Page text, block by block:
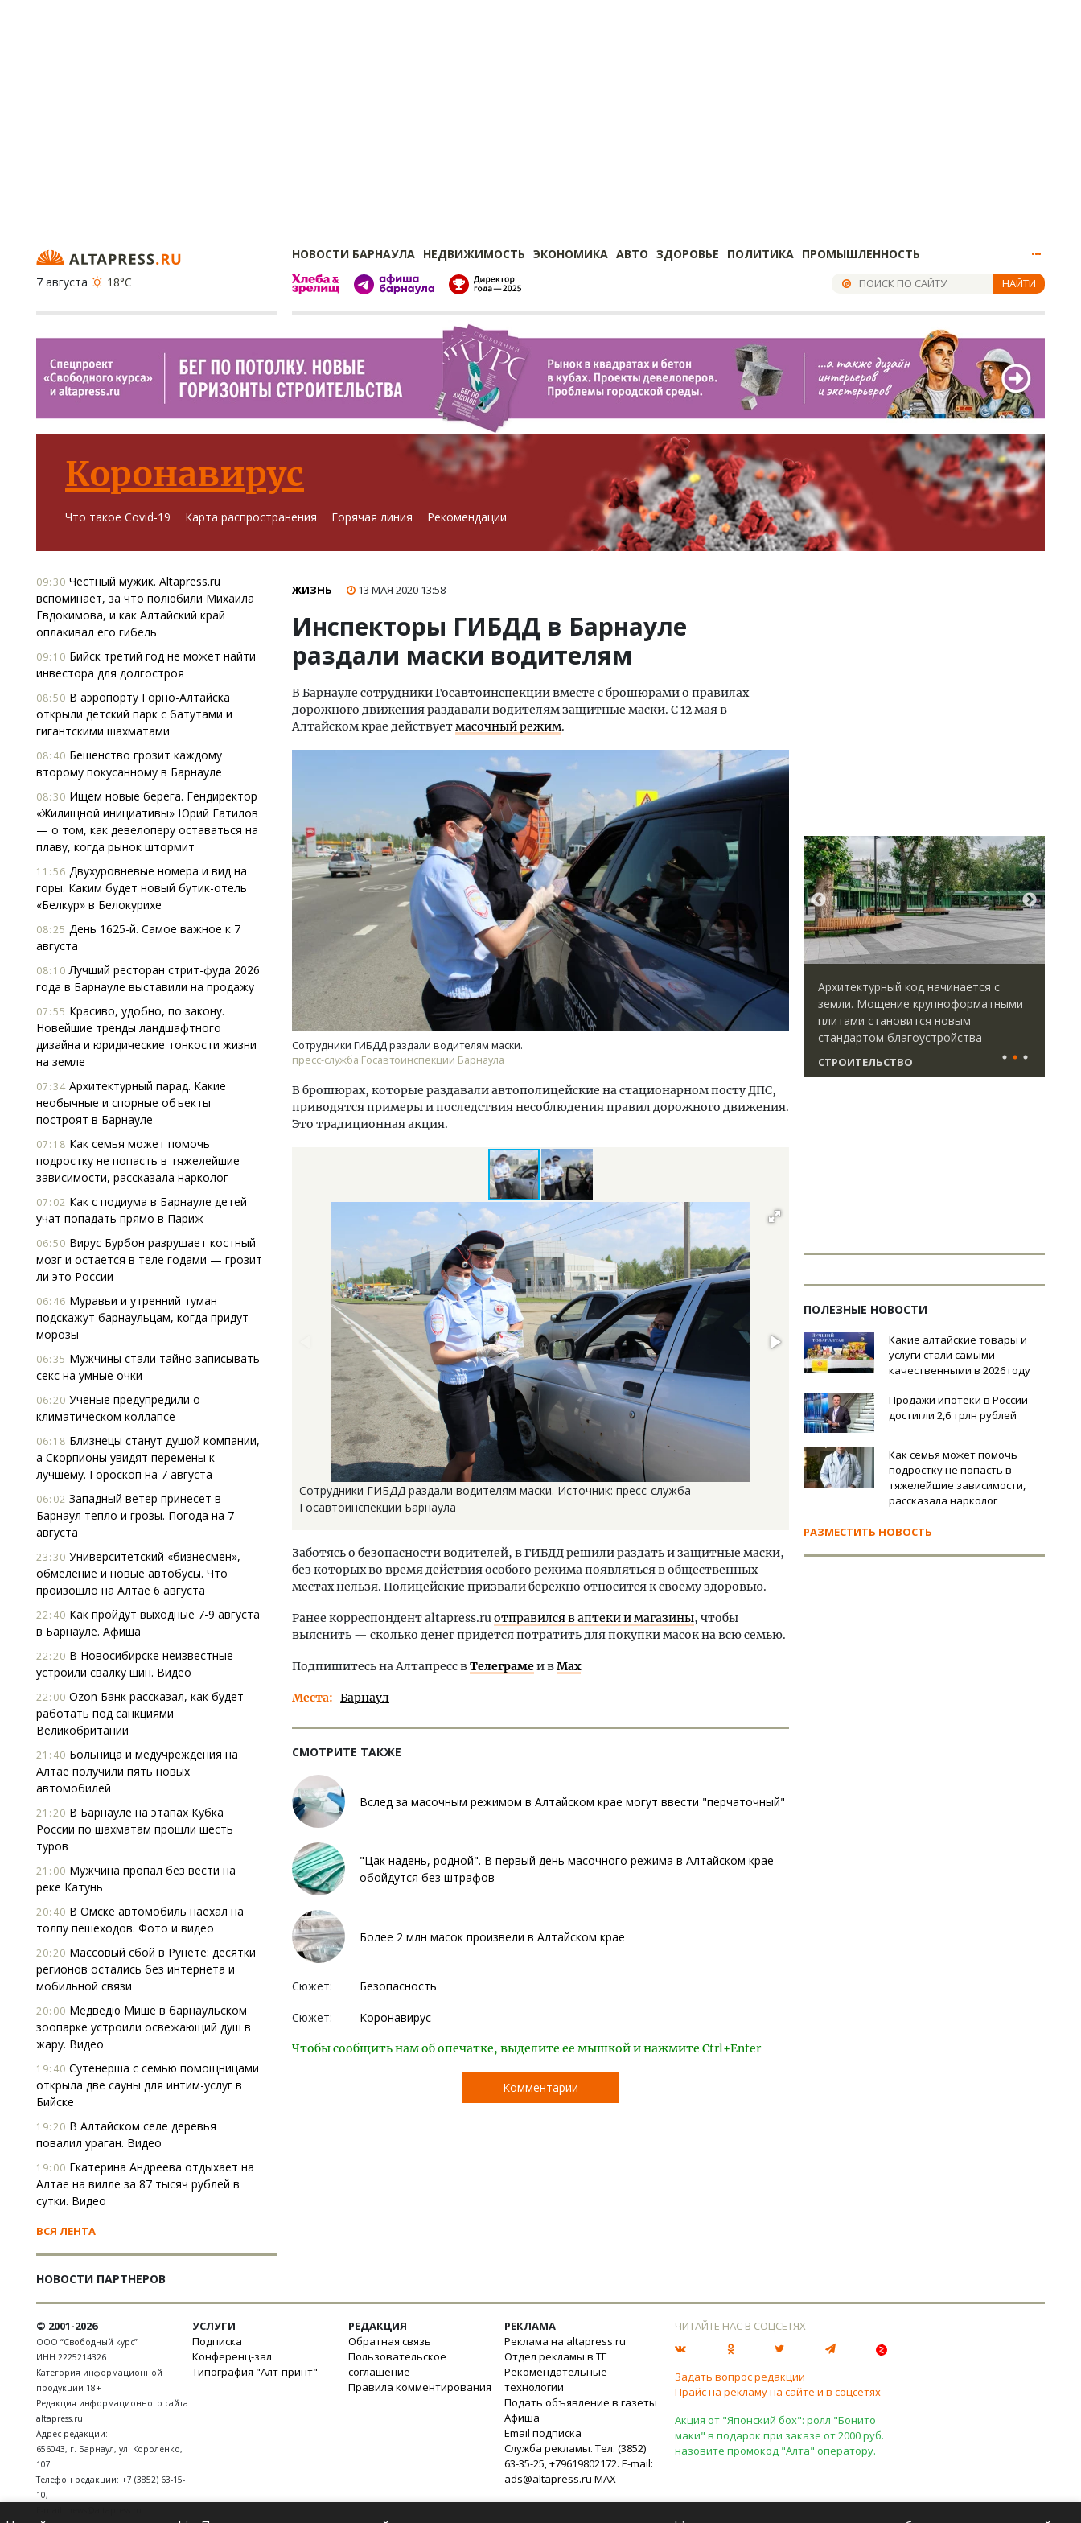
НОВОСТИ БАРНАУЛА НЕДВИЖИМОСТЬ ЭКОНОМИКА АВТО ЗДОРОВЬЕ ПОЛИТИКА ПРОМЫШЛЕННОСТЬ
7 августа
18°C НАЙТИ
Коронавирус
Что такое Covid-19 Карта распространения Горячая линия Рекомендации
09:30 Честный мужик. Altapress.ru
вспоминает, за что полюбили Михаила
Евдокимова, и как Алтайский край
оплакивал его гибель
09:10 Бийск третий год не может найти
инвестора для долгостроя
08:50 В аэропорту Горно-Алтайска
открыли детский парк с батутами и
гигантскими шахматами
08:40 Бешенство грозит каждому
второму покусанному в Барнауле
08:30 Ищем новые берега. Гендиректор
«Жилищной инициативы» Юрий Гатилов
— о том, как девелоперу оставаться на
плаву, когда рынок штормит
11:56 Двухуровневые номера и вид на
горы. Каким будет новый бутик-отель
«Белкур» в Белокурихе
08:25 День 1625-й. Самое важное к 7
августа
08:10 Лучший ресторан стрит-фуда 2026
года в Барнауле выставили на продажу
07:55 Красиво, удобно, по закону.
Новейшие тренды ландшафтного
дизайна и юридические тонкости жизни
на земле
07:34 Архитектурный парад. Какие
необычные и спорные объекты
построят в Барнауле
07:18 Как семья может помочь
подростку не попасть в тяжелейшие
зависимости, рассказала нарколог
07:02 Как с подиума в Барнауле детей
учат попадать прямо в Париж
06:50 Вирус Бурбон разрушает костный
мозг и остается в теле годами — грозит
ли это России
06:46 Муравьи и утренний туман
подскажут барнаульцам, когда придут
морозы
06:35 Мужчины стали тайно записывать
секс на умные очки
06:20 Ученые предупредили о
климатическом коллапсе
06:18 Близнецы станут душой компании,
а Скорпионы увидят перемены к
лучшему. Гороскоп на 7 августа
06:02 Западный ветер принесет в
Барнаул тепло и грозы. Погода на 7
августа
23:30 Университетский «бизнесмен»,
обмеление и новые автобусы. Что
произошло на Алтае 6 августа
22:40 Как пройдут выходные 7-9 августа
в Барнауле. Афиша
22:20 В Новосибирске неизвестные
устроили свалку шин. Видео
22:00 Ozon Банк рассказал, как будет
работать под санкциями
Великобритании
21:40 Больница и медучреждения на
Алтае получили пять новых
автомобилей
21:20 В Барнауле на этапах Кубка
России по шахматам прошли шесть
туров
21:00 Мужчина пропал без вести на
реке Катунь
20:40 В Омске автомобиль наехал на
толпу пешеходов. Фото и видео
20:20 Массовый сбой в Рунете: десятки
регионов остались без интернета и
мобильной связи
20:00 Медведю Мише в барнаульском
зоопарке устроили освежающий душ в
жару. Видео
19:40 Сутенерша с семью помощницами
открыла две сауны для интим-услуг в
Бийске
19:20 В Алтайском селе деревья
повалил ураган. Видео
19:00 Екатерина Андреева отдыхает на
Алтае на вилле за 87 тысяч рублей в
сутки. Видео
ВСЯ ЛЕНТА
НОВОСТИ ПАРТНЕРОВ
ЖИЗНЬ 13 МАЯ 2020 13:58
Инспекторы ГИБДД в Барнауле
раздали маски водителям
В Барнауле сотрудники Госавтоинспекции вместе с брошюрами о правилах
дорожного движения раздавали водителям защитные маски. С 12 мая в
Алтайском крае действуетмасочный режим.
Сотрудники ГИБДД раздали водителям маски.
пресс-служба Госавтоинспекции Барнаула
В брошюрах, которые раздавали автополицейские на стационарном посту ДПС,
приводятся примеры и последствия несоблюдения правил дорожного движения.
Это традиционная акция.
Сотрудники ГИБДД раздали водителям маски. Источник: пресс-служба
Госавтоинспекции Барнаула
Заботясь о безопасности водителей, в ГИБДД решили раздать и защитные маски,
без которых во время действия особого режима появляться в общественных
местах нельзя. Полицейские призвали бережно относится к своему здоровью.
Ранее корреспондент altapress.ruотправился в аптеки и магазины, чтобы
выяснить — сколько денег придется потратить для покупки масок на всю семью.
Подпишитесь на Алтапресс вТелеграмеи вMax
Места Барнаул
СМОТРИТЕ ТАКЖЕ
Вслед за масочным режимом в Алтайском крае могут ввести "перчаточный"
"Цак надень, родной". В первый день масочного режима в Алтайском крае
обойдутся без штрафов
Более 2 млн масок произвели в Алтайском крае
Сюжет: Безопасность
Сюжет: Коронавирус
Чтобы сообщить нам об опечатке, выделите ее мышкой и нажмите Ctrl+Enter
Комментарии
Ищем новые берега. Гендиректор
«Жилищной инициативы» Юрий
Гатилов — о том, как девелоперу
оставаться на плаву, когда рынок
штормит
Смелость архитектурных идей.
Генеральный директор компании
ЗИАС — об эстетике городов,
СТРОИТЕЛЬСТВО
Архитектурный код начинается с
земли. Мощение крупноформатными
плитами становится новым
стандартом благоустройства
Ищем новые берега.
«Жилищной инициативы»
Гатилов — о том, как
оставаться на плаву, когда
СТРОИТЕЛЬСТВО
ПОЛЕЗНЫЕ НОВОСТИ
Какие алтайские товары и
услуги стали самыми
качественными в 2026 году
Продажи ипотеки в России
достигли 2,6 трлн рублей
Как семья может помочь
подростку не попасть в
тяжелейшие зависимости,
рассказала нарколог
РАЗМЕСТИТЬ НОВОСТЬ
© 2001-2026
ООО “Свободный курс”
ИНН 2225214326
Категория информационной
продукции 18+
Редакция информационного сайта
altapress.ru
Адрес редакции:
656043, г. Барнаул, ул. Короленко,
107
Телефон редакции: +7 (3852) 63-15-
10,
УСЛУГИ
Подписка
Конференц-зал
Типография "Алт-принт"
РЕДАКЦИЯ
Обратная связь
Пользовательское
соглашение
Правила комментирования
РЕКЛАМА
Реклама на altapress.ru
Отдел рекламы в ТГ
Рекомендательные
технологии
Подать объявление в газеты
Афиша
Email подписка
Служба рекламы. Тел. (3852)
63-35-25, +79619802172. E-mail:
ads@altapress.ru MAX
ЧИТАЙТЕ НАС В СОЦСЕТЯХ
Задать вопрос редакции
Прайс на рекламу на сайте и в соцсетях
Акция от "Японский бох": ролл "Бонито
маки" в подарок при заказе от 2000 руб.
назовите промокод "Алта" оператору.